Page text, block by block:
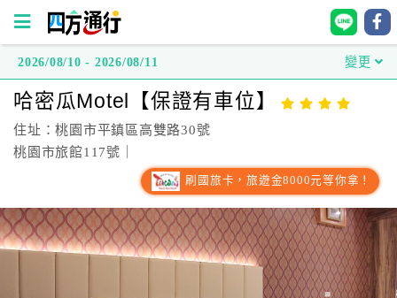
方
通
行
台
2026/08/10 - 2026/08/11 變更
哈密瓜Motel【保證有車位】
住址：桃園市平鎮區高雙路30號
桃園市旅館117號｜
刷國旅卡，旅遊金8000元等你拿！